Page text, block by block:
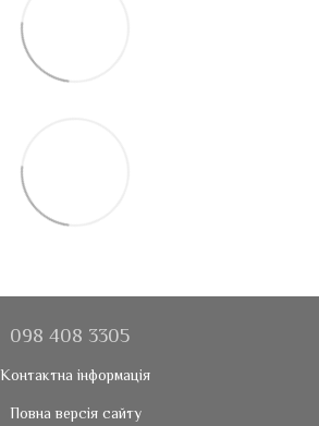
098 408 3305
Контактна інформація
Повна версія сайту